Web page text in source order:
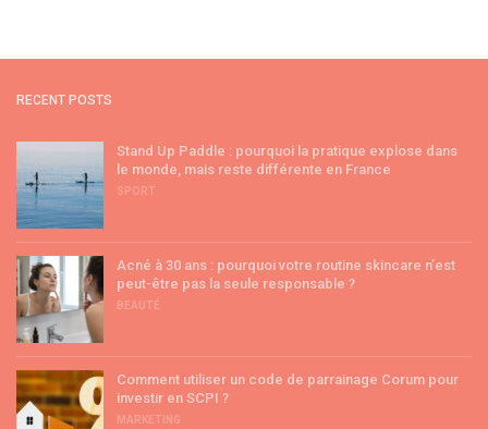
RECENT POSTS
Stand Up Paddle : pourquoi la pratique explose dans
le monde, mais reste différente en France
SPORT
Acné à 30 ans : pourquoi votre routine skincare n’est
peut-être pas la seule responsable ?
BEAUTÉ
Comment utiliser un code de parrainage Corum pour
investir en SCPI ?
MARKETING